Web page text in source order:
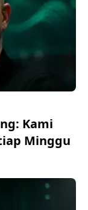
Kami
Minggu